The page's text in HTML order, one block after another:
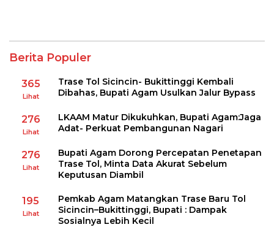
Berita Populer
365
Lihat
Trase Tol Sicincin- Bukittinggi Kembali
Dibahas, Bupati Agam Usulkan Jalur Bypass
276
Lihat
LKAAM Matur Dikukuhkan, Bupati Agam:Jaga
Adat- Perkuat Pembangunan Nagari
276
Lihat
Bupati Agam Dorong Percepatan Penetapan
Trase Tol, Minta Data Akurat Sebelum
Keputusan Diambil
195
Lihat
Pemkab Agam Matangkan Trase Baru Tol
Sicincin–Bukittinggi, Bupati : Dampak
Sosialnya Lebih Kecil